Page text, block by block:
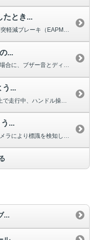
たとき...
衝突被害軽減ブレーキ（FCM）や低速衝突軽減ブレーキ（EAPM）などの、運...
...
先行車が発進しても自車が停止し続けた場合に、ブザー音とディスプレイへの表示...
う...
...
ウィンドシールド上部にあるフロントカメラにより標識を検知し、マルチインフォ...
...